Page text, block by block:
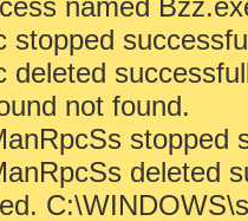
named
stopped
deleted
not found.
stopped
deleted